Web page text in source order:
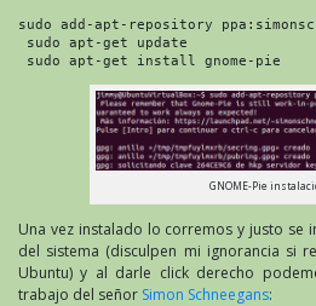
sudo add-apt-repository
sudo apt-get update
sudo apt-get install gnome-pie
GNOME-Pie
Una vez instalado lo corremos y justo se
del sistema (disculpen mi ignorancia si
Ubuntu) y al darle click derecho
trabajo del señor Simon Schneegans: